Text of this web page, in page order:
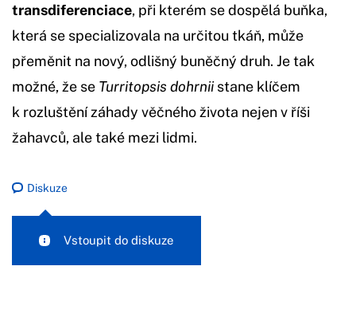
transdiferenciace, při kterém se dospělá buňka,
která se specializovala na určitou tkáň, může
přeměnit na nový, odlišný buněčný druh. Je tak
možné, že se Turritopsis dohrniistane klíčem
k rozluštění záhady věčného života nejen v říši
žahavců, ale také mezi lidmi.
Diskuze
Vstoupit do diskuze